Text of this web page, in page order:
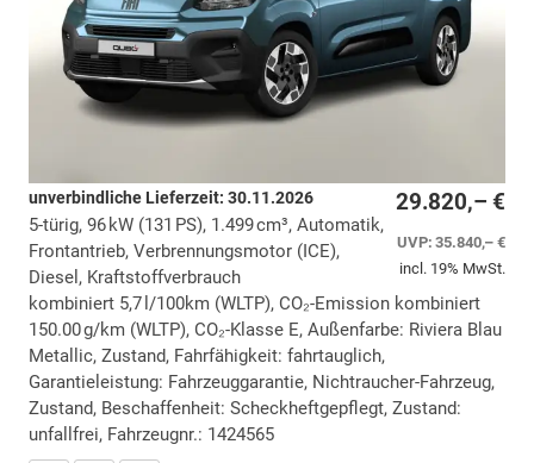
29.820,– €
UVP:35.840,– €
incl. 19% MwSt.
unverbindliche Lieferzeit: 30.11.2026
5-türig, 96 kW (131 PS), 1.499 cm³, Automatik,
Frontantrieb, Verbrennungsmotor (ICE),
Diesel, Kraftstoffverbrauch
kombiniert 5,7 l/100km (WLTP), CO₂-Emission kombiniert
150.00 g/km (WLTP), CO₂-Klasse E, Außenfarbe: Riviera Blau
Metallic, Zustand, Fahrfähigkeit: fahrtauglich,
Garantieleistung: Fahrzeuggarantie, Nichtraucher-Fahrzeug,
Zustand, Beschaffenheit: Scheckheftgepflegt, Zustand:
unfallfrei, Fahrzeugnr.: 1424565